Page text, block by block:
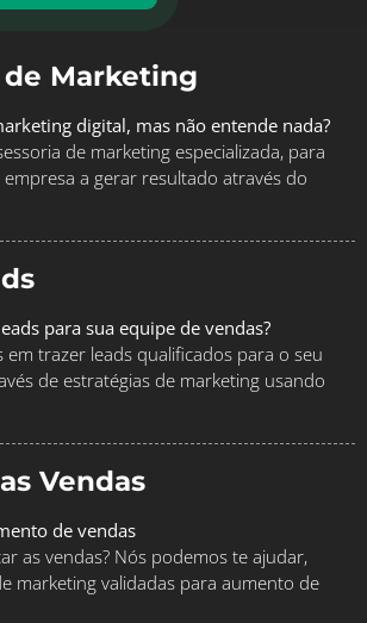
de Marketing
digital, mas não entende nada?
de marketing especializada, para
a gerar resultado através do
para sua equipe de vendas?
em trazer leads qualificados para o seu
de estratégias de marketing usando
Vendas
de vendas
as vendas? Nós podemos te ajudar,
marketing validadas para aumento de